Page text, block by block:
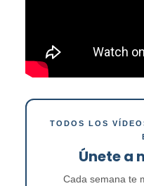
TODOS LOS
Únete a
Cada semana te